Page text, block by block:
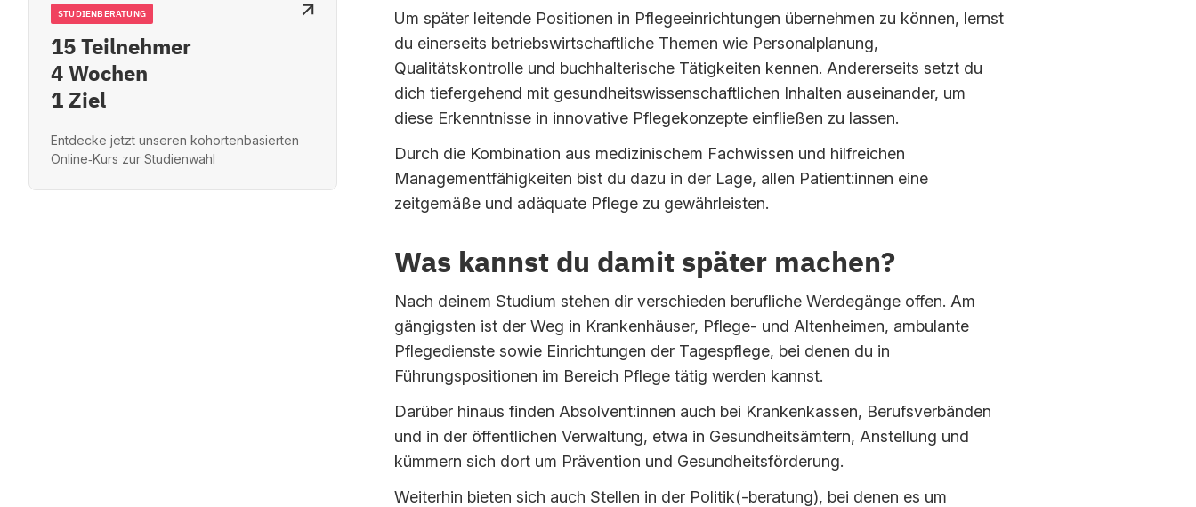
Um später leitende Positionen in Pflegeeinrichtungen übernehmen zu können, lernst
du einerseits betriebswirtschaftliche Themen wie Personalplanung,
Qualitätskontrolle und buchhalterische Tätigkeiten kennen. Andererseits setzt du
dich tiefergehend mit gesundheitswissenschaftlichen Inhalten auseinander, um
diese Erkenntnisse in innovative Pflegekonzepte einfließen zu lassen.
Durch die Kombination aus medizinischem Fachwissen und hilfreichen
Managementfähigkeiten bist du dazu in der Lage, allen Patient:innen eine
zeitgemäße und adäquate Pflege zu gewährleisten.
Was kannst du damit später machen?
Nach deinem Studium stehen dir verschieden berufliche Werdegänge offen. Am
gängigsten ist der Weg in Krankenhäuser, Pflege- und Altenheimen, ambulante
Pflegedienste sowie Einrichtungen der Tagespflege, bei denen du in
Führungspositionen im Bereich Pflege tätig werden kannst.
Darüber hinaus finden Absolvent:innen auch bei Krankenkassen, Berufsverbänden
und in der öffentlichen Verwaltung, etwa in Gesundheitsämtern, Anstellung und
kümmern sich dort um Prävention und Gesundheitsförderung.
Weiterhin bieten sich auch Stellen in der Politik(-beratung), bei denen es um
STUDIENBERATUNG
15 Teilnehmer
4 Wochen
1 Ziel
Entdecke jetzt unseren kohortenbasierten
Online‑Kurs zur Studienwahl